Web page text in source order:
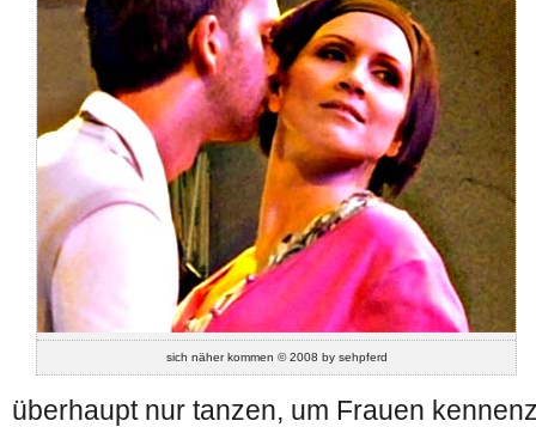
sich näher kommen © 2008 by sehpferd
überhaupt nur tanzen, um Frauen